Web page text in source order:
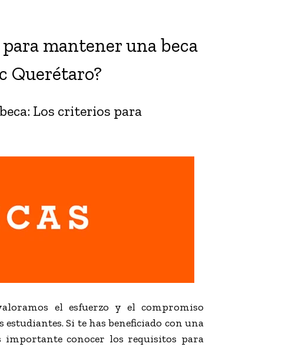
mantener una beca
Querétaro?
Los criterios para
el esfuerzo y el compromiso
Si te has beneficiado con una
importante conocer los requisitos para